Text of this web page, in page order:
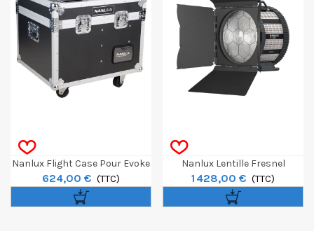
Nanlux Flight Case Pour Evoke
2400B
624,00 € (TTC)
Nanlux Lentille Fresnel
Motorisée FL-35E Pour Evoke
2400B
1 428,00 € (TTC)